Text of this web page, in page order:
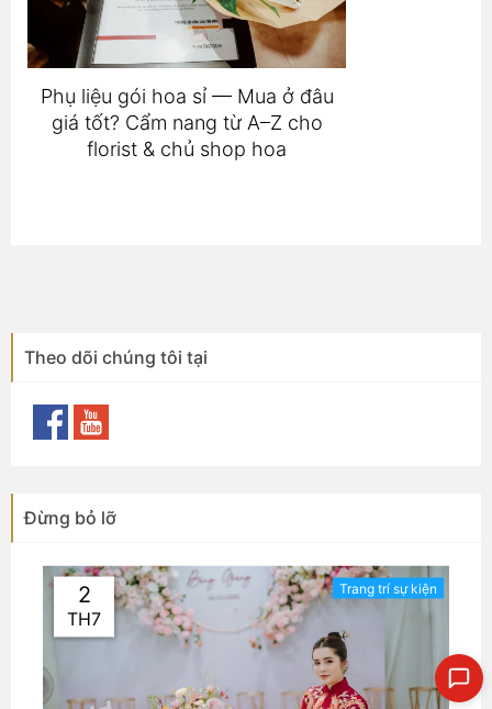
Phụ liệu gói hoa sỉ — Mua ở đâu
giá tốt? Cẩm nang từ A–Z cho
florist & chủ shop hoa
Theo dõi chúng tôi tại
Đừng bỏ lỡ
2
TH7
Trang trí sự kiện